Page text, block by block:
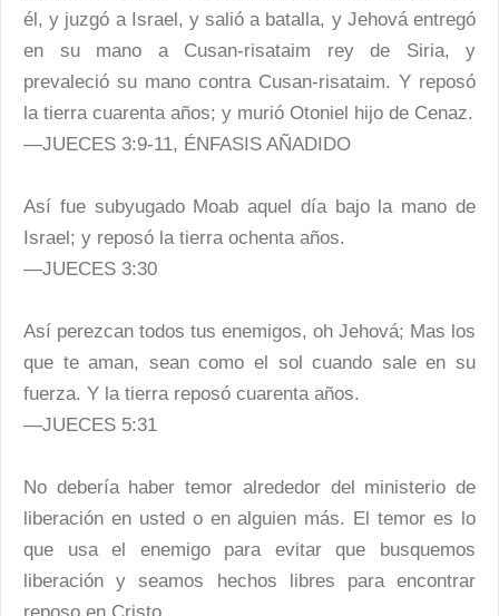
él, y juzgó a Israel, y salió a batalla, y Jehová entregó
en su mano a Cusan-risataim rey de Siria, y
prevaleció su mano contra Cusan-risataim. Y reposó
la tierra cuarenta años; y murió Otoniel hijo de Cenaz.
—JUECES 3:9-11, ÉNFASIS AÑADIDO
Así fue subyugado Moab aquel día bajo la mano de
Israel; y reposó la tierra ochenta años.
—JUECES 3:30
Así perezcan todos tus enemigos, oh Jehová; Mas los
que te aman, sean como el sol cuando sale en su
fuerza. Y la tierra reposó cuarenta años.
—JUECES 5:31
No debería haber temor alrededor del ministerio de
liberación en usted o en alguien más. El temor es lo
que usa el enemigo para evitar que busquemos
liberación y seamos hechos libres para encontrar